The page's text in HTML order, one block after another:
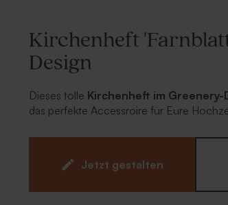
Kirchenheft
Design
Dieses tolle Kirchenheft im
das perfekte Accessroire für Eure
Jetzt gestalten